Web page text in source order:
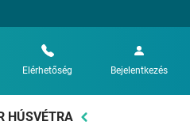
Elérhetőség Bejelentkezés
HÚSVÉTRA